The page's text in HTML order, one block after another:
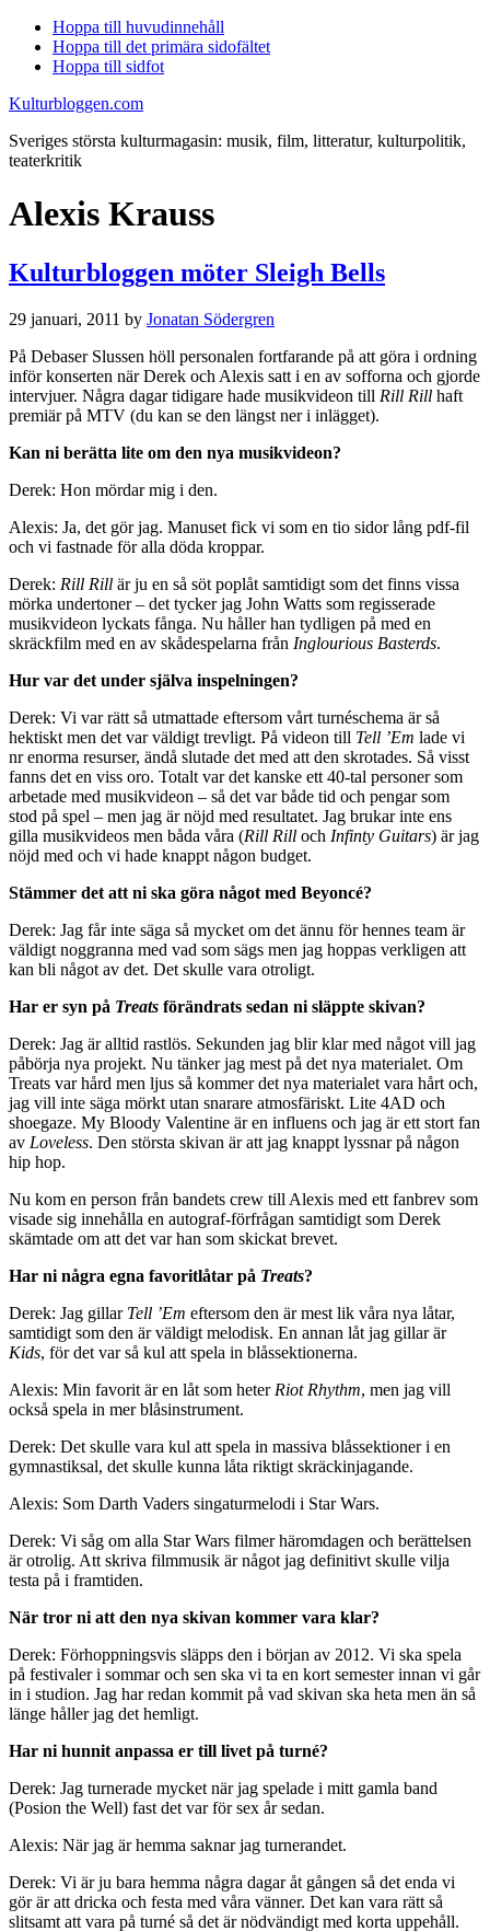
Hoppa till huvudinnehåll
Hoppa till det primära sidofältet
Hoppa till sidfot
Kulturbloggen.com
Sveriges största kulturmagasin: musik, film, litteratur, kulturpolitik,
teaterkritik
Alexis Krauss
Kulturbloggen möter Sleigh Bells
29 januari, 2011 by Jonatan Södergren
På Debaser Slussen höll personalen fortfarande på att göra i ordning
inför konserten när Derek och Alexis satt i en av sofforna och gjorde
intervjuer. Några dagar tidigare hade musikvideon till Rill Rill haft
premiär på MTV (du kan se den längst ner i inlägget).
Kan ni berätta lite om den nya musikvideon?
Derek: Hon mördar mig i den.
Alexis: Ja, det gör jag. Manuset fick vi som en tio sidor lång pdf-fil
och vi fastnade för alla döda kroppar.
Derek: Rill Rill är ju en så söt poplåt samtidigt som det finns vissa
mörka undertoner – det tycker jag John Watts som regisserade
musikvideon lyckats fånga. Nu håller han tydligen på med en
skräckfilm med en av skådespelarna från Inglourious Basterds.
Hur var det under själva inspelningen?
Derek: Vi var rätt så utmattade eftersom vårt turnéschema är så
hektiskt men det var väldigt trevligt. På videon till Tell ’Em lade vi
nr enorma resurser, ändå slutade det med att den skrotades. Så visst
fanns det en viss oro. Totalt var det kanske ett 40-tal personer som
arbetade med musikvideon – så det var både tid och pengar som
stod på spel – men jag är nöjd med resultatet. Jag brukar inte ens
gilla musikvideos men båda våra (Rill Rill och Infinty Guitars) är jag
nöjd med och vi hade knappt någon budget.
Stämmer det att ni ska göra något med Beyoncé?
Derek: Jag får inte säga så mycket om det ännu för hennes team är
väldigt noggranna med vad som sägs men jag hoppas verkligen att
kan bli något av det. Det skulle vara otroligt.
Har er syn på Treats förändrats sedan ni släppte skivan?
Derek: Jag är alltid rastlös. Sekunden jag blir klar med något vill jag
påbörja nya projekt. Nu tänker jag mest på det nya materialet. Om
Treats var hård men ljus så kommer det nya materialet vara hårt och,
jag vill inte säga mörkt utan snarare atmosfäriskt. Lite 4AD och
shoegaze. My Bloody Valentine är en influens och jag är ett stort fan
av Loveless. Den största skivan är att jag knappt lyssnar på någon
hip hop.
Nu kom en person från bandets crew till Alexis med ett fanbrev som
visade sig innehålla en autograf-förfrågan samtidigt som Derek
skämtade om att det var han som skickat brevet.
Har ni några egna favoritlåtar på Treats?
Derek: Jag gillar Tell ’Em eftersom den är mest lik våra nya låtar,
samtidigt som den är väldigt melodisk. En annan låt jag gillar är
Kids, för det var så kul att spela in blåssektionerna.
Alexis: Min favorit är en låt som heter Riot Rhythm, men jag vill
också spela in mer blåsinstrument.
Derek: Det skulle vara kul att spela in massiva blåssektioner i en
gymnastiksal, det skulle kunna låta riktigt skräckinjagande.
Alexis: Som Darth Vaders singaturmelodi i Star Wars.
Derek: Vi såg om alla Star Wars filmer häromdagen och berättelsen
är otrolig. Att skriva filmmusik är något jag definitivt skulle vilja
testa på i framtiden.
När tror ni att den nya skivan kommer vara klar?
Derek: Förhoppningsvis släpps den i början av 2012. Vi ska spela
på festivaler i sommar och sen ska vi ta en kort semester innan vi går
in i studion. Jag har redan kommit på vad skivan ska heta men än så
länge håller jag det hemligt.
Har ni hunnit anpassa er till livet på turné?
Derek: Jag turnerade mycket när jag spelade i mitt gamla band
(Posion the Well) fast det var för sex år sedan.
Alexis: När jag är hemma saknar jag turnerandet.
Derek: Vi är ju bara hemma några dagar åt gången så det enda vi
gör är att dricka och festa med våra vänner. Det kan vara rätt så
slitsamt att vara på turné så det är nödvändigt med korta uppehåll.